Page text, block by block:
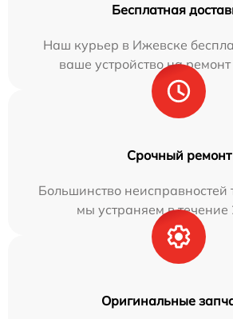
Бесплатная
Наш курьер в Ижевске
ваше устройство на
Срочный ремонт
Большинство неисправностей
мы устраняем в течение
Оригинальные